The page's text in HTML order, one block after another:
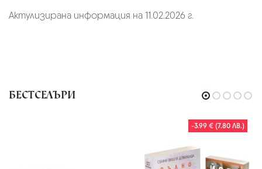
Актулизирана информация на 11.02.2026 г.
БЕСТСЕЛЪРИ
-3.99 € (7.80 ЛВ.)